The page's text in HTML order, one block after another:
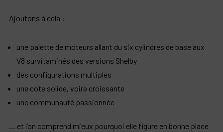
Ajoutons à cela :
une palette de moteurs allant du six cylindres de base aux
V8 survitaminés des versions Shelby
des configurations multiples
une cote solide, voire croissante
une communauté passionnée
… et l’on comprend mieux pourquoi elle figure en bonne place